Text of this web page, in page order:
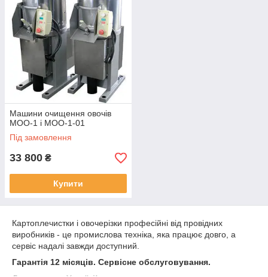
Машини очищення овочів
МОО-1 і МОО-1-01
Під замовлення
33 800 ₴
Купити
Картоплечистки і овочерізки професійні від провідних
виробників - це промислова техніка, яка працює довго, а
сервіс надалі завжди доступний.
Гарантія 12 місяців. Сервісне обслуговування.